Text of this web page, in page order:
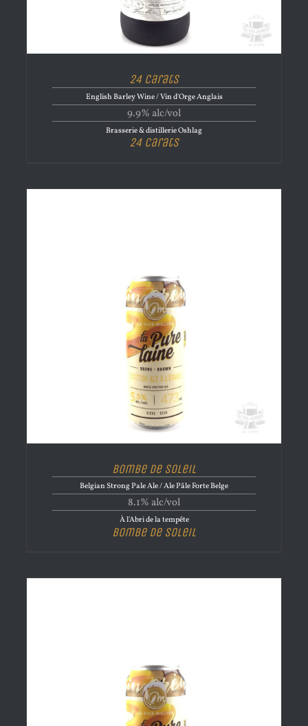
24 Carats
English Barley Wine / Vin d'Orge Anglais
9.9% alc/vol
Brasserie & distillerie Oshlag
24 Carats
Bombe de Soleil
Belgian Strong Pale Ale / Ale Pâle Forte Belge
8.1% alc/vol
À l'Abri de la tempête
Bombe de Soleil